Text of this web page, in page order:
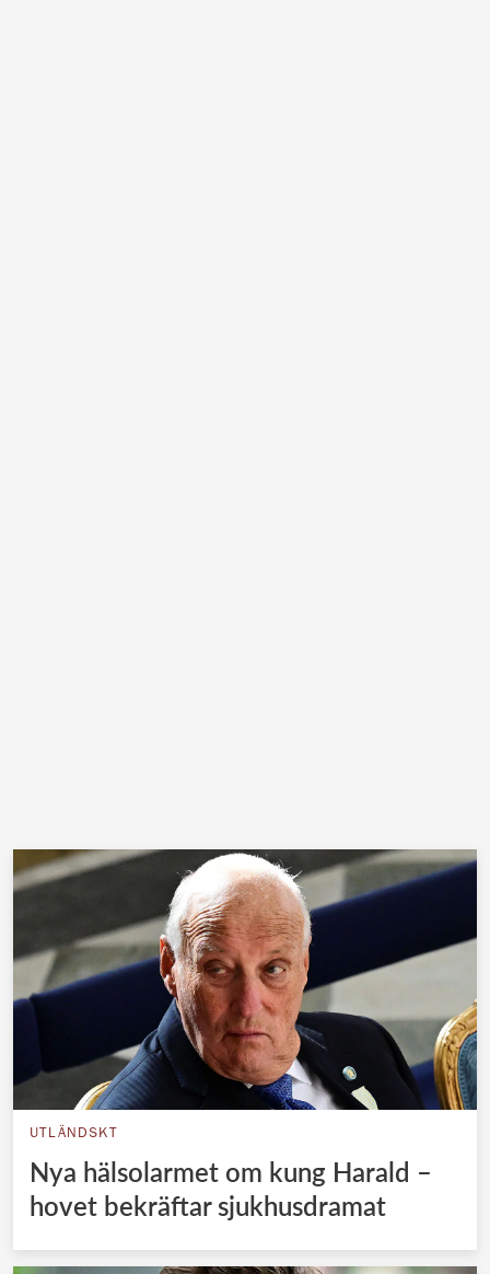
UTLÄNDSKT
Nya hälsolarmet om kung Harald –
hovet bekräftar sjukhusdramat